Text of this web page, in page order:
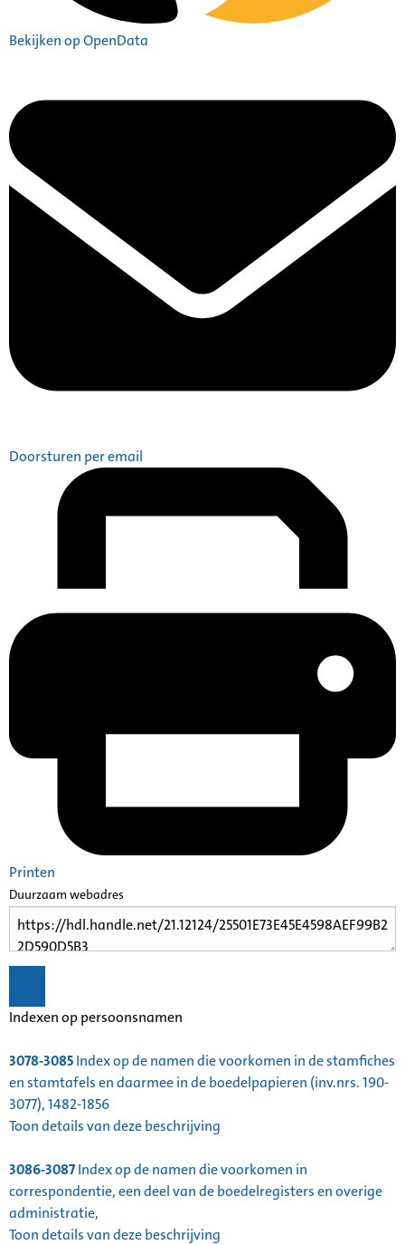
Bekijken op OpenData
Doorsturen per email
Printen
Duurzaam webadres
Indexen op persoonsnamen
3078-3085Index op de namen die voorkomen in de stamfiches
en stamtafels en daarmee in de boedelpapieren (inv.nrs. 190-
3077), 1482-1856
Toon details van deze beschrijving
3086-3087Index op de namen die voorkomen in
correspondentie, een deel van de boedelregisters en overige
administratie,
Toon details van deze beschrijving